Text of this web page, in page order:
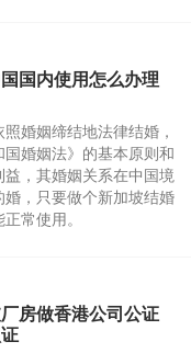
国内使用怎么办理
婚姻缔结地法律结婚，
婚姻法》的基本原则和
，其婚姻关系在中国境
，只要做个新加坡结婚
常使用。
房做香港公司公证